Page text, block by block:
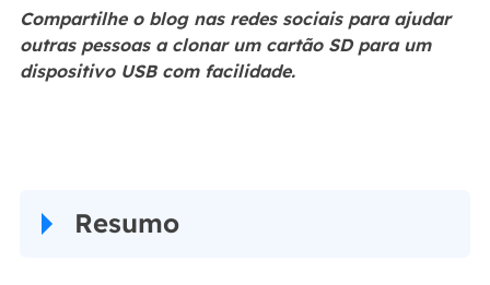
Compartilhe o blog nas redes sociais para ajudar
outras pessoas a clonar um cartão SD para um
dispositivo USB com facilidade.
Resumo